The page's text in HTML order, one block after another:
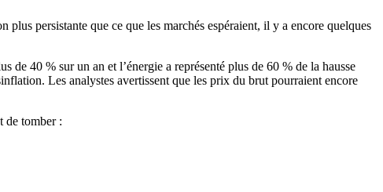
persistante que ce que les marchés espéraient, il y a encore quelques
de 40 % sur un an et l’énergie a représenté plus de 60 % de la hausse
Les analystes avertissent que les prix du brut pourraient encore
de tomber :